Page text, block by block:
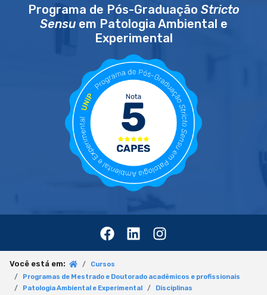
Programa de Pós-Graduação Stricto
Sensuem Patologia Ambiental e
Experimental
Você está em:
Cursos
Programas de Mestrado e Doutorado acadêmicos e profissionais
Patologia Ambiental e Experimental
Disciplinas